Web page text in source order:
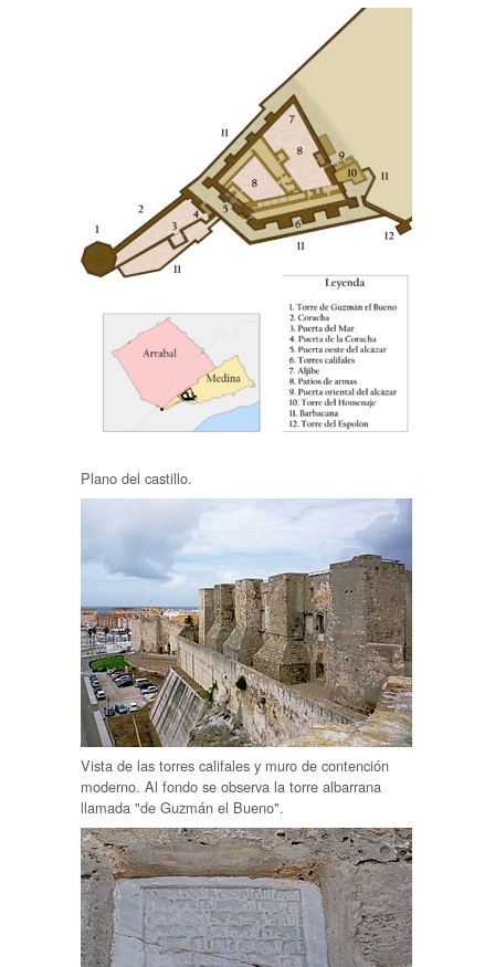
Plano del castillo.
Vista de las torres califales y muro de contención
moderno. Al fondo se observa la torre albarrana
llamada "de Guzmán el Bueno".